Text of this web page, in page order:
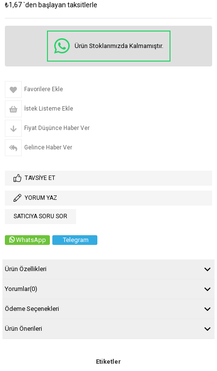
₺1,67`den başlayan taksitlerle
Ürün Stoklarımızda Kalmamıştır.
Favorilere Ekle
İstek Listeme Ekle
Fiyat Düşünce Haber Ver
Gelince Haber Ver
TAVSIYE ET
YORUM YAZ
SATICIYA SORU SOR
WhatsApp Telegram
Ürün Özellikleri
Yorumlar(0)
Ödeme Seçenekleri
Ürün Önerileri
Etiketler